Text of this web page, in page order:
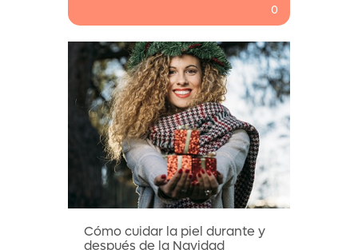
0
Cómo cuidar la piel durante y
después de la Navidad